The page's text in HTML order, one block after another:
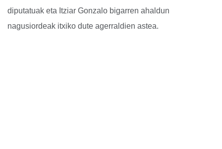
diputatuak eta Itziar Gonzalo bigarren ahaldun
nagusiordeak itxiko dute agerraldien astea.